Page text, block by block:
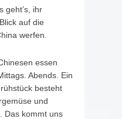
geht’s, ihr
auf die
werfen.
essen
Abends. Ein
besteht
und
Das kommt uns